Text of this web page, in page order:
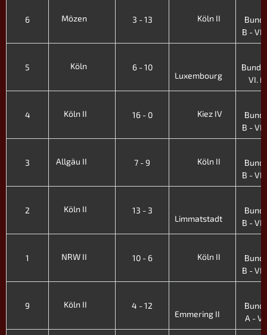
6 Mözen 3 - 13 Köln II
B - VI.
5 Köln 6 - 10
Luxembourg
VI.
4 Köln II 16 - 0 Kiez IV
B - VI.
3 Allgäu II 7 - 9 Köln II
B - VI.
2 Köln II 13 - 3
Limmatstadt
B - VI.
1 NRW II 10 - 6 Köln II
B - VI.
9 Köln II 4 - 12
Emmering II
A - V.